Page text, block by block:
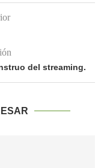
del streaming.